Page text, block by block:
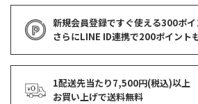
新規会員登録ですぐ使える300ポイ
さらにLINE ID連携で200ポイント
1配送先当たり7,500円(税込)以上
お買い上げで送料無料